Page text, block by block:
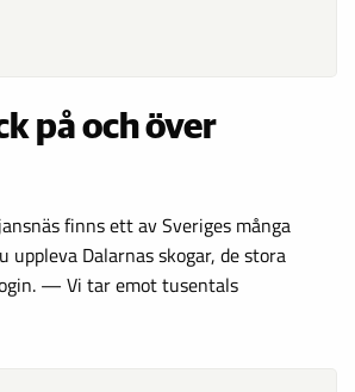
på och över
finns ett av Sveriges många
uppleva Dalarnas skogar, de stora
— Vi tar emot tusentals